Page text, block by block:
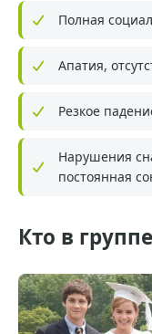
Полная
Апатия,
Резкое
Нарушения
постоянная
Кто в